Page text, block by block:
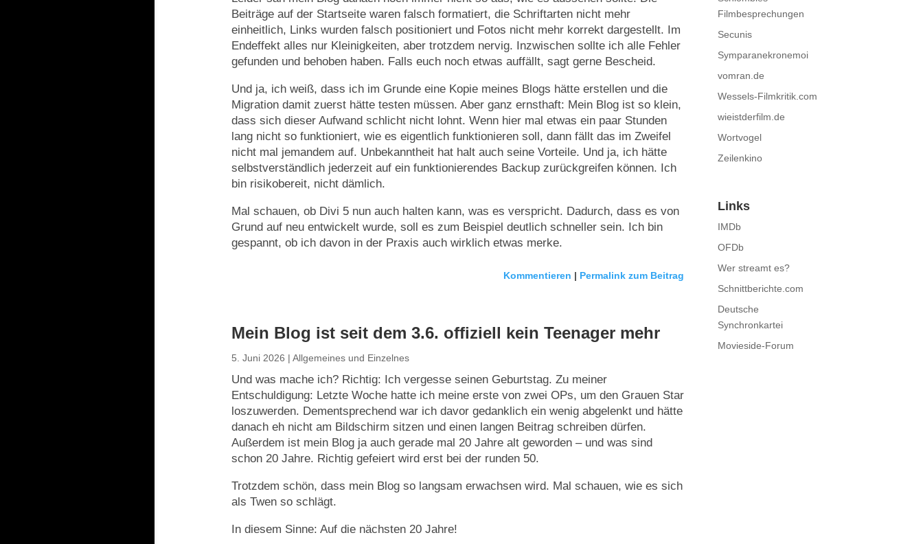
Beiträge auf der Startseite waren falsch formatiert, die Schriftarten nicht mehr
einheitlich, Links wurden falsch positioniert und Fotos nicht mehr korrekt dargestellt. Im
Endeffekt alles nur Kleinigkeiten, aber trotzdem nervig. Inzwischen sollte ich alle Fehler
gefunden und behoben haben. Falls euch noch etwas auffällt, sagt gerne Bescheid.
Und ja, ich weiß, dass ich im Grunde eine Kopie meines Blogs hätte erstellen und die
Migration damit zuerst hätte testen müssen. Aber ganz ernsthaft: Mein Blog ist so klein,
dass sich dieser Aufwand schlicht nicht lohnt. Wenn hier mal etwas ein paar Stunden
lang nicht so funktioniert, wie es eigentlich funktionieren soll, dann fällt das im Zweifel
nicht mal jemandem auf. Unbekanntheit hat halt auch seine Vorteile. Und ja, ich hätte
selbstverständlich jederzeit auf ein funktionierendes Backup zurückgreifen können. Ich
bin risikobereit, nicht dämlich.
Mal schauen, ob Divi 5 nun auch halten kann, was es verspricht. Dadurch, dass es von
Grund auf neu entwickelt wurde, soll es zum Beispiel deutlich schneller sein. Ich bin
gespannt, ob ich davon in der Praxis auch wirklich etwas merke.
Kommentieren | Permalink zum Beitrag
Mein Blog ist seit dem 3.6. offiziell kein Teenager mehr
5. Juni 2026 | Allgemeines und Einzelnes
Und was mache ich? Richtig: Ich vergesse seinen Geburtstag. Zu meiner
Entschuldigung: Letzte Woche hatte ich meine erste von zwei OPs, um den Grauen Star
loszuwerden. Dementsprechend war ich davor gedanklich ein wenig abgelenkt und hätte
danach eh nicht am Bildschirm sitzen und einen langen Beitrag schreiben dürfen.
Außerdem ist mein Blog ja auch gerade mal 20 Jahre alt geworden – und was sind
schon 20 Jahre. Richtig gefeiert wird erst bei der runden 50.
Trotzdem schön, dass mein Blog so langsam erwachsen wird. Mal schauen, wie es sich
als Twen so schlägt.
In diesem Sinne: Auf die nächsten 20 Jahre!
Filmbesprechungen
Secunis
Symparanekronemoi
vomran.de
Wessels-Filmkritik.com
wieistderfilm.de
Wortvogel
Zeilenkino
Links
IMDb
OFDb
Wer streamt es?
Schnittberichte.com
Deutsche
Synchronkartei
Movieside-Forum